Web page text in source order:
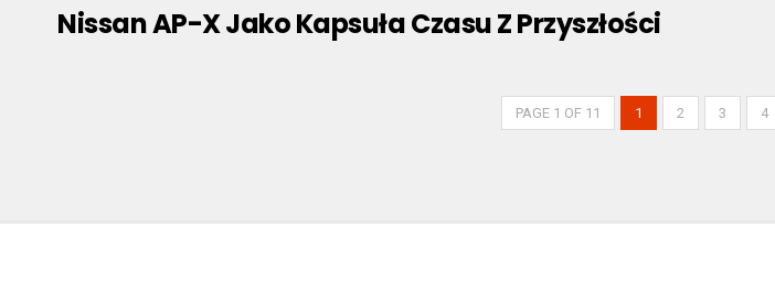
Nissan AP-X Jako Kapsuła Czasu Z Przyszłości
PAGE 1 OF 11 1 2 3 4